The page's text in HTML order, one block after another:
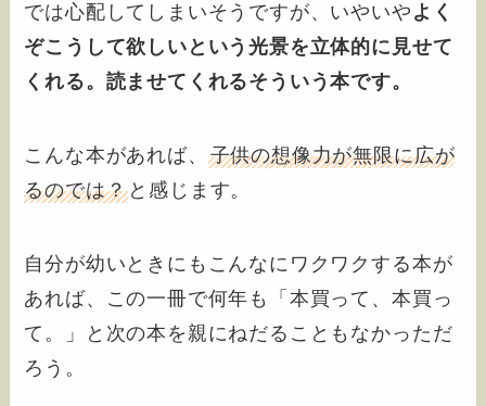
では心配してしまいそうですが、いやいや よく
ぞこうして欲しいという光景を立体的に見せて
くれる。読ませてくれるそういう本です。
こんな本があれば、 子供の想像力が無限に広が
るのでは？ と感じます。
自分が幼いときにもこんなにワクワクする本が
あれば、この一冊で何年も「本買って、本買っ
て。」と次の本を親にねだることもなかっただ
ろう。